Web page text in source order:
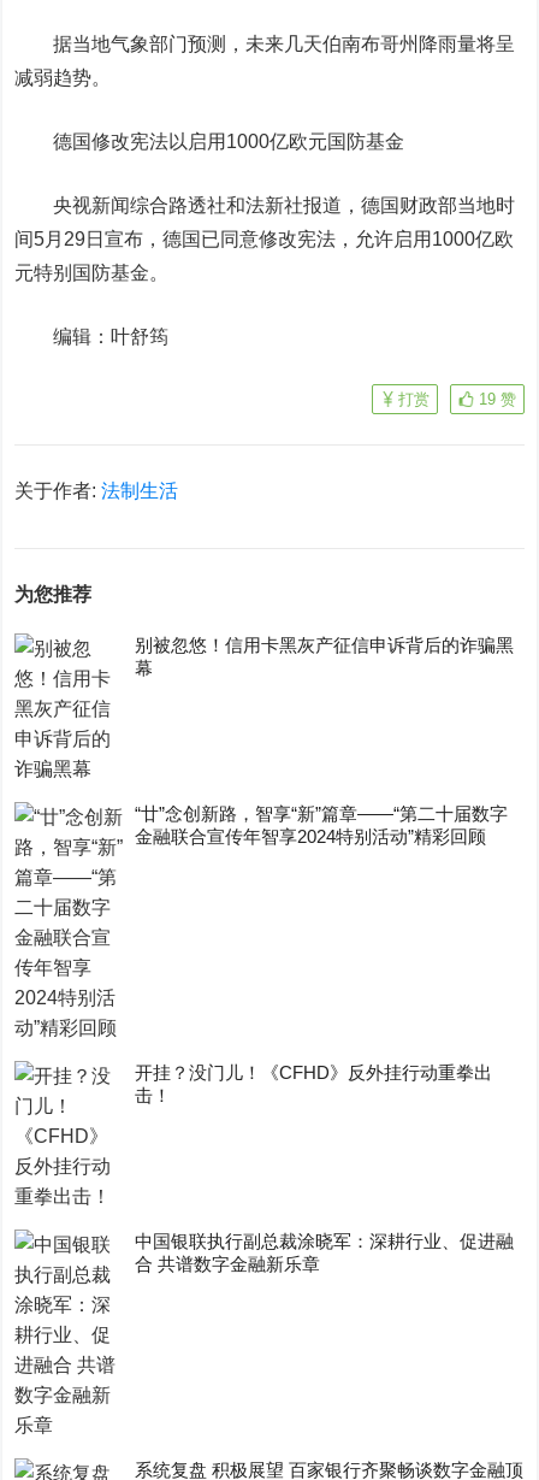
据当地气象部门预测，未来几天伯南布哥州降雨量将呈
减弱趋势。
德国修改宪法以启用1000亿欧元国防基金
央视新闻综合路透社和法新社报道，德国财政部当地时
间5月29日宣布，德国已同意修改宪法，允许启用1000亿欧
元特别国防基金。
编辑：叶舒筠
19 赞
打赏
关于作者:法制生活
为您推荐
别被忽悠！信用卡黑灰产征信申诉背后的诈骗黑
幕
“廿”念创新路，智享“新”篇章——“第二十届数字
金融联合宣传年智享2024特别活动”精彩回顾
开挂？没门儿！《CFHD》反外挂行动重拳出
击！
中国银联执行副总裁涂晓军：深耕行业、促进融
合 共谱数字金融新乐章
系统复盘 积极展望 百家银行齐聚畅谈数字金融顶